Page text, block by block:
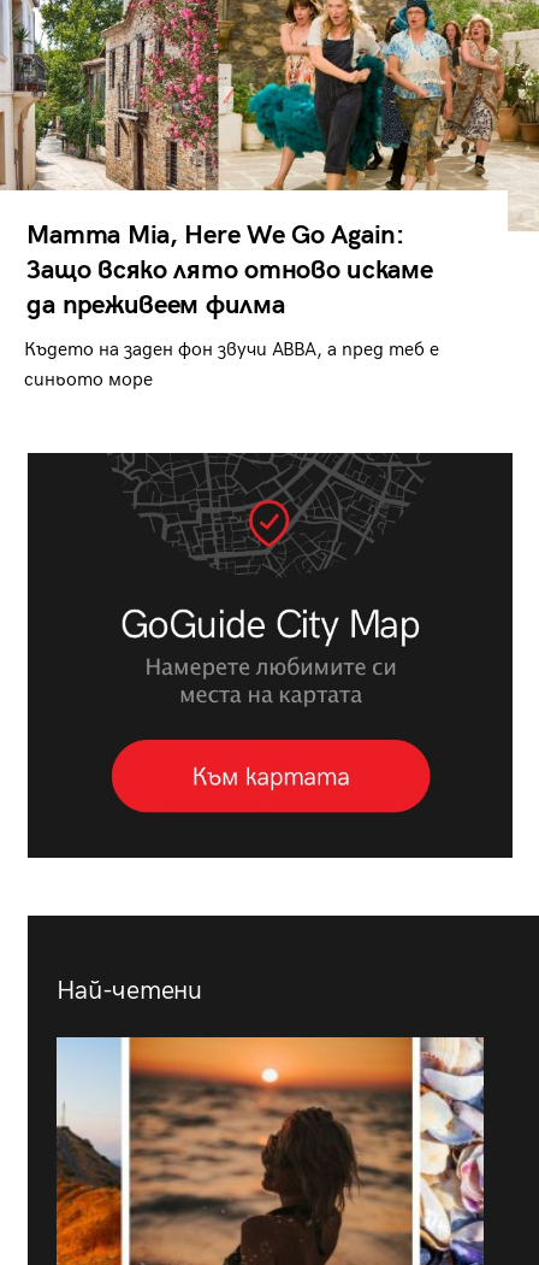
Mamma Mia, Here We Go Again:
Защо всяко лято отново искаме
да преживеем филма
Където на заден фон звучи ABBA, а пред теб е
синьото море
Най-четени